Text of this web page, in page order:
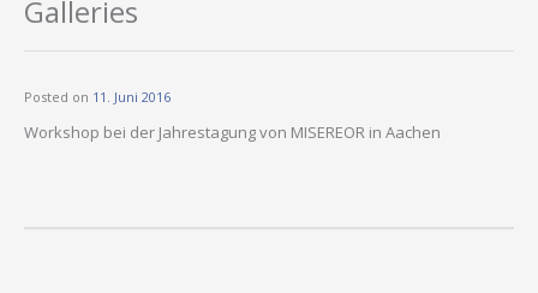
Galleries
Posted on 11. Juni 2016
Workshop bei der Jahrestagung von MISEREOR in Aachen